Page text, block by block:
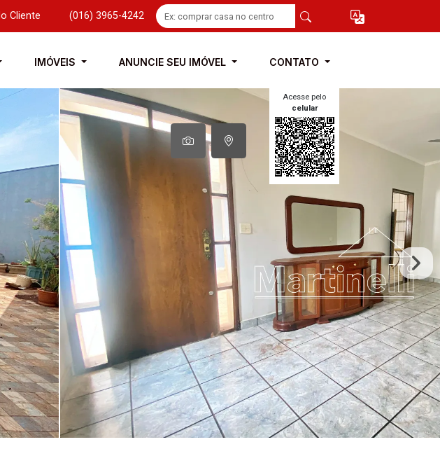
Cliente (016) 3965-4242
IMÓVEIS ANUNCIE SEU IMÓVEL CONTATO
Acesse pelo
celular